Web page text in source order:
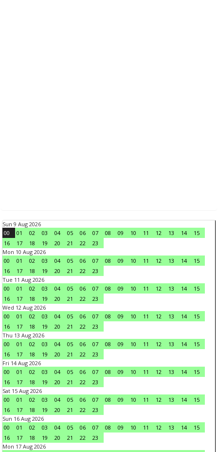
Sun 9 Aug 2026
00
01 02 03 04 05 06 07 08 09 10 11 12 13 14
15
16
17 18 19 20 21 22
23
Mon 10 Aug 2026
00
01 02 03 04 05 06 07 08 09 10 11 12 13 14
15
16
17 18 19 20 21 22
23
Tue 11 Aug 2026
00
01 02 03 04 05 06 07 08 09 10 11 12 13 14
15
16
17 18 19 20 21 22
23
Wed 12 Aug 2026
00
01 02 03 04 05 06 07 08 09 10 11 12 13 14
15
16
17 18 19 20 21 22
23
Thu 13 Aug 2026
00
01 02 03 04 05 06 07 08 09 10 11 12 13 14
15
16
17 18 19 20 21 22
23
Fri 14 Aug 2026
00
01 02 03 04 05 06 07 08 09 10 11 12 13 14
15
16
17 18 19 20 21 22
23
Sat 15 Aug 2026
00
01 02 03 04 05 06 07 08 09 10 11 12 13 14
15
16
17 18 19 20 21 22
23
Sun 16 Aug 2026
00
01 02 03 04 05 06 07 08 09 10 11 12 13 14
15
16
17 18 19 20 21 22
23
Mon 17 Aug 2026